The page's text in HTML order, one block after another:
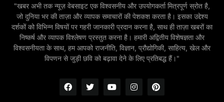
"खबर अभी तक न्यूज़ वेबसाइट एक विश्वसनीय और उपयोगकर्ता मित्रपूर्ण स्रोत है,
जो दुनिया भर की ताज़ा और व्यापक समाचारों की पेशकश करता है। इसका उद्देश्य
दर्शकों को विभिन्न विषयों पर गहरी जानकारी प्रदान करना है, साथ ही ताज़ा खबरों का
निष्कर्ष और व्यापक विश्लेषण प्रस्तुत करना है। हमारी अद्वितीय विशेषज्ञता और
विश्वसनीयता के साथ, हम आपको राजनीति, विज्ञान, प्रौद्योगिकी, साहित्य, खेल और
विपणन से जुड़ी छवि को बढ़ावा देने के लिए प्रतिबद्ध हैं।"